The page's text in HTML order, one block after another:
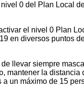
0 del Plan Local
el nivel 0 Plan
en diversos puntos
llevar siempre
mantener la distancia
un máximo de 15